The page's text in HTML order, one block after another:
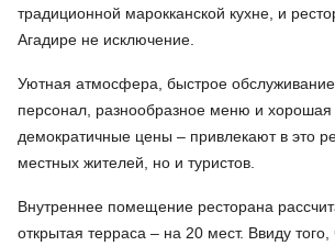
традиционной марокканской кухне, и
Агадире не исключение.
Уютная атмосфера, быстрое
персонал, разнообразное меню и хорошая
демократичные цены – привлекают в это
местных жителей, но и туристов.
Внутреннее помещение ресторана
открытая терраса – на 20 мест. Ввиду того,